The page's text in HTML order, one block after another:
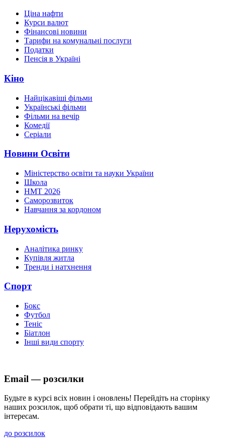
Ціна нафти
Курси валют
Фінансові новини
Тарифи на комунальні послуги
Податки
Пенсія в Україні
Кіно
Найцікавіші фільми
Українські фільми
Фільми на вечір
Комедії
Серіали
Новини Освіти
Міністерство освіти та науки України
Школа
НМТ 2026
Саморозвиток
Навчання за кордоном
Нерухомість
Аналітика ринку
Купівля житла
Тренди і натхнення
Спорт
Бокс
Футбол
Теніс
Біатлон
Інші види спорту
Email — розсилки
Будьте в курсі всіх новин і оновлень! Перейдіть на сторінку
наших розсилок, щоб обрати ті, що відповідають вашим
інтересам.
до розсилок